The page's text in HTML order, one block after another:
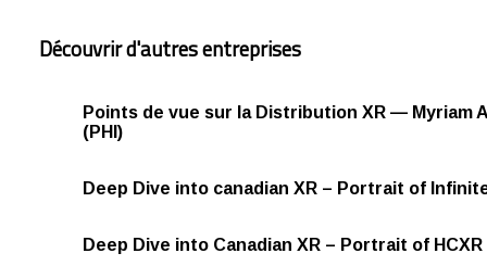
Découvrir d'autres entreprises
Points de vue sur la Distribution XR — Myriam
(PHI)
Deep Dive into canadian XR – Portrait of
Deep Dive into Canadian XR – Portrait of HCXR